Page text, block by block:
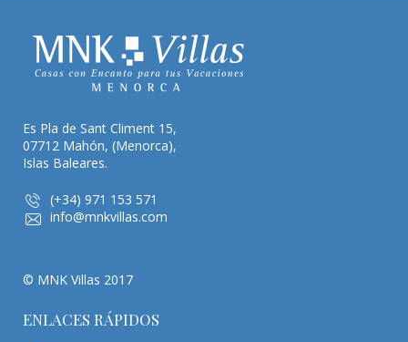
Es Pla de Sant Climent 15,
07712 Mahón, (Menorca),
Islas Baleares.
(+34) 971 153 571
info@mnkvillas.com
© MNK Villas 2017
ENLACES RÁPIDOS